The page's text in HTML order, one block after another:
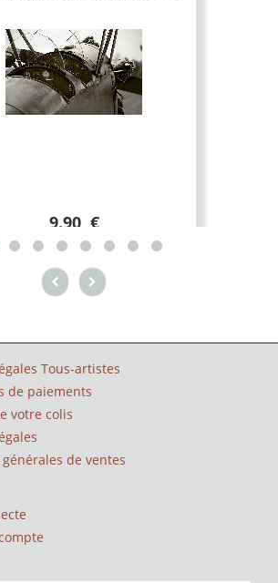
9.90 €
Tous-artistes
de paiements
votre colis
de ventes